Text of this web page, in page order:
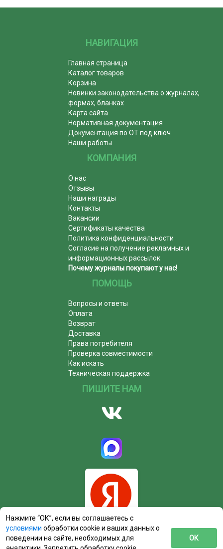
НАВИГАЦИЯ
Главная страница
Каталог товаров
Корзина
Новинки законодательства о журналах,
формах, бланках
Карта сайта
Нормативная документация
Документация по ОТ под ключ
Наши работы
КОМПАНИЯ
О нас
Отзывы
Наши награды
Контакты
Вакансии
Сертификаты качества
Политика конфиденциальности
Согласие на получение рекламных и
информационных рассылок
Почему журналы покупают у нас!
ПОМОЩЬ
Вопросы и ответы
Оплата
Возврат
Доставка
Права потребителя
Проверка совместимости
Как искать
Техническая поддержка
ПИШИТЕ НАМ
Нажмите “ОК”, если вы соглашаетесь с
условиями обработки cookie и ваших данных о
поведении на сайте, необходимых для
ОК